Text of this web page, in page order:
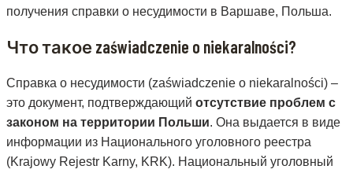
получения справки о несудимости в Варшаве, Польша.
Что такое zaświadczenie o niekaralności?
Справка о несудимости (zaświadczenie o niekaralności) –
это документ, подтверждающий отсутствие проблем с
законом на территории Польши. Она выдается в виде
информации из Национального уголовного реестра
(Krajowy Rejestr Karny, KRK). Национальный уголовный